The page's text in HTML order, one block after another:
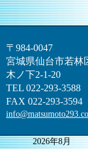
〒984-0047
宮城県仙台市若林
木ノ下2-1-20
TEL 022-293-3588
FAX 022-293-3594
2026年8月